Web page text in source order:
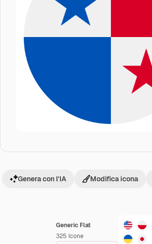
Generic Flat
325 Icone
Genera con l'IA Modifica icona